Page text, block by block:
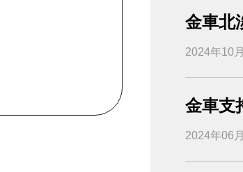
金車北
2024年10
金車支
2024年06